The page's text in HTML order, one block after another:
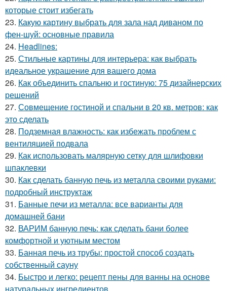
которые стоит избегать
23. Какую картину выбрать для зала над диваном по
фен-шуй: основные правила
24. Headlines:
25. Стильные картины для интерьера: как выбрать
идеальное украшение для вашего дома
26. Как объединить спальню и гостиную: 75 дизайнерских
решений
27. Совмещение гостиной и спальни в 20 кв. метров: как
это сделать
28. Подземная влажность: как избежать проблем с
вентиляцией подвала
29. Как использовать малярную сетку для шлифовки
шпаклевки
30. Как сделать банную печь из металла своими руками:
подробный инструктаж
31. Банные печи из металла: все варианты для
домашней бани
32. ВАРИМ банную печь: как сделать бани более
комфортной и уютным местом
33. Банная печь из трубы: простой способ создать
собственный сауну
34. Быстро и легко: рецепт пены для ванны на основе